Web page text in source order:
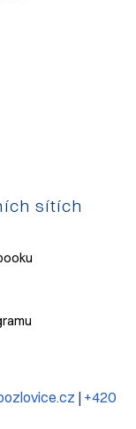
sítích
| +420